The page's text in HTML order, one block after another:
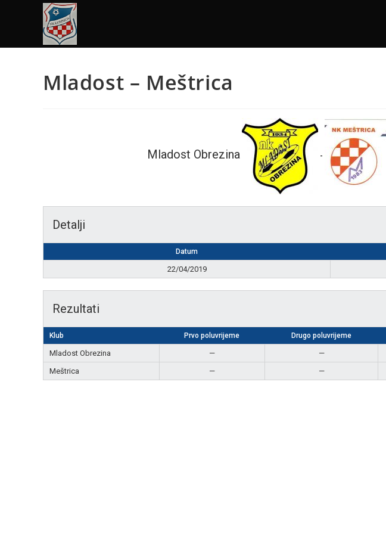
Mladost – Meštrica
Mladost Obrezina -
Detalji
Datum
22/04/2019
Rezultati
Klub Prvo poluvrijeme Drugo poluvrijeme
Mladost Obrezina — —
Meštrica
— —